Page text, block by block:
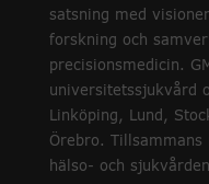
satsning med
forskning och
precisionsmedicin.
universitetssjukvård
Linköping, Lund,
Örebro. Tillsammans
hälso- och